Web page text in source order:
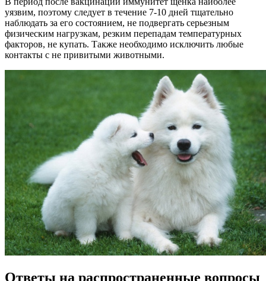
уязвим, поэтому следует в течение 7-10 дней тщательно
наблюдать за его состоянием, не подвергать серьезным
физическим нагрузкам, резким перепадам температурных
факторов, не купать. Также необходимо исключить любые
контакты с не привитыми животными.
Ответы на распространенные вопросы